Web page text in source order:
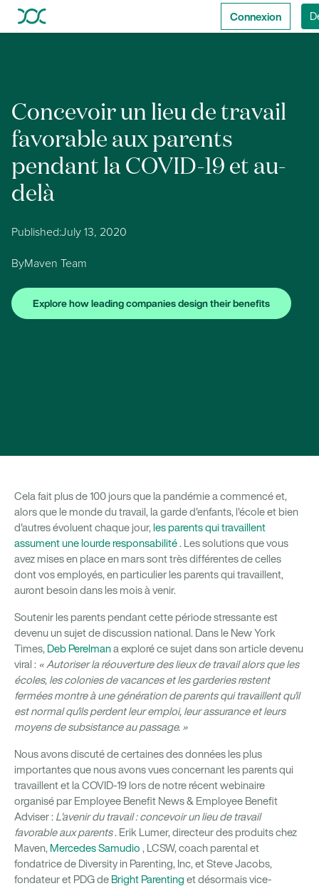
Connexion
Concevoir un lieu de travail
favorable aux parents
pendant la COVID-19 et au-
delà
Published:July 13, 2020
ByMaven Team
Explore how leading companies design their benefits
Cela fait plus de 100 jours que la pandémie a commencé et,
alors que le monde du travail, la garde d'enfants, l'école et bien
d'autres évoluent chaque jour, les parents qui travaillent
assument une lourde responsabilité. Les solutions que vous
avez mises en place en mars sont très différentes de celles
dont vos employés, en particulier les parents qui travaillent,
auront besoin dans les mois à venir.
Soutenir les parents pendant cette période stressante est
devenu un sujet de discussion national. Dans le New York
Times, Deb Perelmana exploré ce sujet dans son article devenu
viral : « Autoriser la réouverture des lieux de travail alors que les
écoles, les colonies de vacances et les garderies restent
fermées montre à une génération de parents qui travaillent qu'il
est normal qu'ils perdent leur emploi, leur assurance et leurs
moyens de subsistance au passage. »
Nous avons discuté de certaines des données les plus
importantes que nous avons vues concernant les parents qui
travaillent et la COVID-19 lors de notre récent webinaire
organisé par Employee Benefit News & Employee Benefit
Adviser : L'avenir du travail : concevoir un lieu de travail
favorable aux parents. Erik Lumer, directeur des produits chez
Maven, Mercedes Samudio , LCSW, coach parental et
fondatrice de Diversity in Parenting, Inc, et Steve Jacobs,
fondateur et PDG de Bright Parenting et désormais vice-